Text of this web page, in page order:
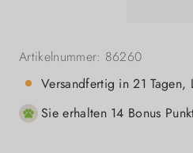
Artikelnummer: 86260
Versandfertig in 21 Tagen,
Sie erhalten 14 Bonus